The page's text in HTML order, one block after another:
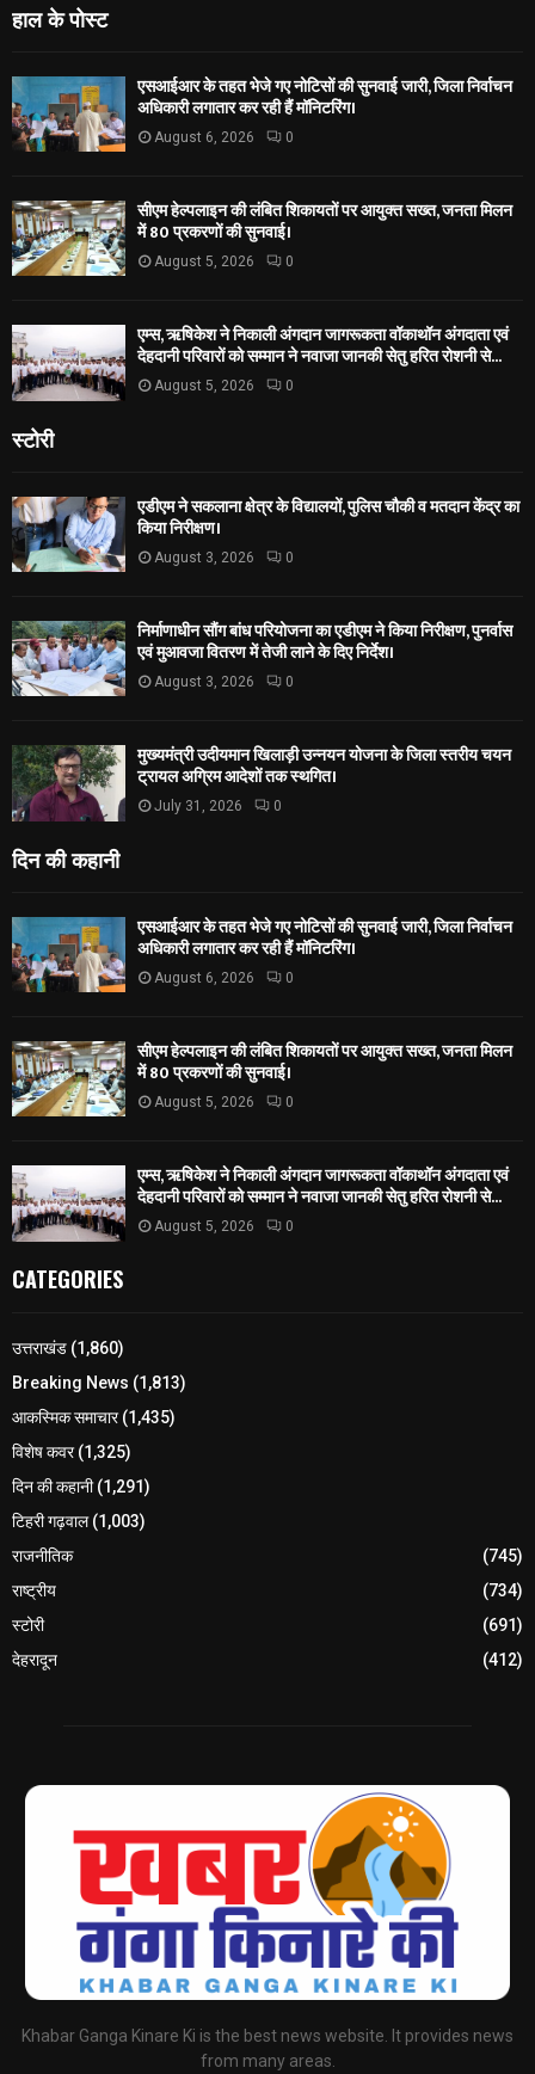
हाल के पोस्ट
एसआईआर के तहत भेजे गए नोटिसों की सुनवाई जारी, जिला निर्वाचन
अधिकारी लगातार कर रही हैं मॉनिटरिंग।
August 6, 2026 0
सीएम हेल्पलाइन की लंबित शिकायतों पर आयुक्त सख्त, जनता मिलन
में 80 प्रकरणों की सुनवाई।
August 5, 2026 0
एम्स, ऋषिकेश ने निकाली अंगदान जागरूकता वॉकाथॉन अंगदाता एवं
देहदानी परिवारों को सम्मान ने नवाजा जानकी सेतु हरित रोशनी से...
August 5, 2026 0
स्टोरी
एडीएम ने सकलाना क्षेत्र के विद्यालयों, पुलिस चौकी व मतदान केंद्र का
किया निरीक्षण।
August 3, 2026 0
निर्माणाधीन सौंग बांध परियोजना का एडीएम ने किया निरीक्षण, पुनर्वास
एवं मुआवजा वितरण में तेजी लाने के दिए निर्देश।
August 3, 2026 0
मुख्यमंत्री उदीयमान खिलाड़ी उन्नयन योजना के जिला स्तरीय चयन
ट्रायल अग्रिम आदेशों तक स्थगित।
July 31, 2026 0
दिन की कहानी
एसआईआर के तहत भेजे गए नोटिसों की सुनवाई जारी, जिला निर्वाचन
अधिकारी लगातार कर रही हैं मॉनिटरिंग।
August 6, 2026 0
सीएम हेल्पलाइन की लंबित शिकायतों पर आयुक्त सख्त, जनता मिलन
में 80 प्रकरणों की सुनवाई।
August 5, 2026 0
एम्स, ऋषिकेश ने निकाली अंगदान जागरूकता वॉकाथॉन अंगदाता एवं
देहदानी परिवारों को सम्मान ने नवाजा जानकी सेतु हरित रोशनी से...
August 5, 2026 0
CATEGORIES
उत्तराखंड (1,860)
Breaking News (1,813)
आकस्मिक समाचार(1,435)
विशेष कवर(1,325)
दिन की कहानी(1,291)
टिहरी गढ़वाल(1,003)
राजनीतिक
(745)
राष्ट्रीय
(734)
स्टोरी
(691)
देहरादून
(412)
Khabar Ganga Kinare Ki is the best news website. It provides news
from many areas.